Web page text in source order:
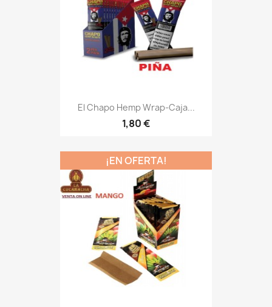
El Chapo Hemp Wrap-Caja...
1,80 €
¡EN OFERTA!